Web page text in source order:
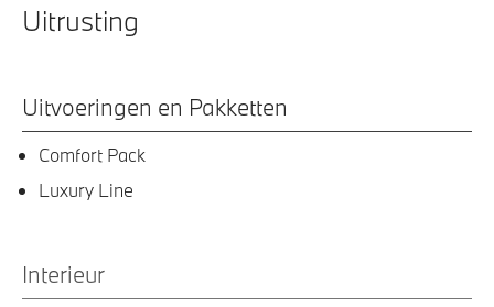
Uitrusting
Uitvoeringen en Pakketten
Comfort Pack
Luxury Line
Interieur